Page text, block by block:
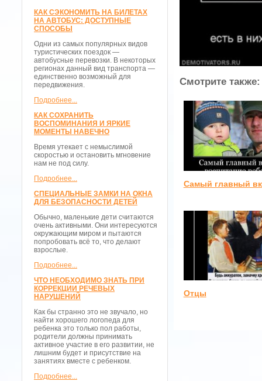
КАК СЭКОНОМИТЬ НА БИЛЕТАХ
НА АВТОБУС: ДОСТУПНЫЕ
СПОСОБЫ
Одни из самых популярных видов
туристических поездок —
автобусные перевозки. В некоторых
регионах данный вид транспорта —
единственно возможный для
передвижения.
Подробнее...
КАК СОХРАНИТЬ
ВОСПОМИНАНИЯ И ЯРКИЕ
МОМЕНТЫ НАВЕЧНО
Время утекает с немыслимой
скоростью и остановить мгновение
нам не под силу.
Подробнее...
СПЕЦИАЛЬНЫЕ ЗАМКИ НА ОКНА
ДЛЯ БЕЗОПАСНОСТИ ДЕТЕЙ
Обычно, маленькие дети считаются
очень активными. Они интересуются
окружающим миром и пытаются
попробовать всё то, что делают
взрослые.
Подробнее...
ЧТО НЕОБХОДИМО ЗНАТЬ ПРИ
КОРРЕКЦИИ РЕЧЕВЫХ
НАРУШЕНИЙ
Как бы странно это не звучало, но
найти хорошего логопеда для
ребенка это только пол работы,
родители должны принимать
активное участие в его развитии, не
лишним будет и присутствие на
занятиях вместе с ребенком.
Подробнее...
Смотрите также:
Самый главный
Отцы